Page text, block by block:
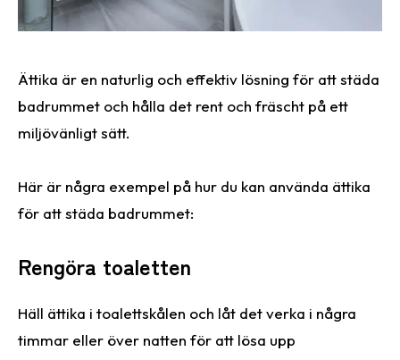
Ättika är en naturlig och effektiv lösning för att städa
badrummet och hålla det rent och fräscht på ett
miljövänligt sätt.
Här är några exempel på hur du kan använda ättika
för att städa badrummet:
Rengöra toaletten
Häll ättika i toalettskålen och låt det verka i några
timmar eller över natten för att lösa upp